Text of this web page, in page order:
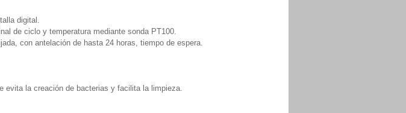
digital.
de ciclo y temperatura mediante sonda PT100.
con antelación de hasta 24 horas, tiempo de espera.
evita la creación de bacterias y facilita la limpieza.